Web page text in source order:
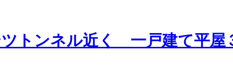
トンネル近く 一戸建て平屋